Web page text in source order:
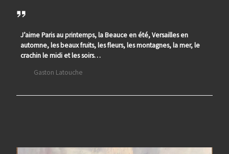
J’aime Paris au printemps, la Beauce en été, Versailles en
automne, les beaux fruits, les fleurs, les montagnes, la mer, le
crachin le midi et les soirs…
Gaston Latouche